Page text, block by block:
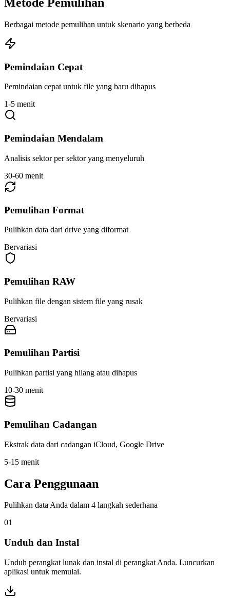
Berbagai metode pemulihan untuk skenario yang berbeda
Pemindaian Cepat
Pemindaian cepat untuk file yang baru dihapus
1-5 menit
Pemindaian Mendalam
Analisis sektor per sektor yang menyeluruh
30-60 menit
Pemulihan Format
Pulihkan data dari drive yang diformat
Bervariasi
Pemulihan RAW
Pulihkan file dengan sistem file yang rusak
Bervariasi
Pemulihan Partisi
Pulihkan partisi yang hilang atau dihapus
10-30 menit
Pemulihan Cadangan
Ekstrak data dari cadangan iCloud, Google Drive
5-15 menit
Cara Penggunaan
Pulihkan data Anda dalam 4 langkah sederhana
01
Unduh dan Instal
Unduh perangkat lunak dan instal di perangkat Anda. Luncurkan
aplikasi untuk memulai.